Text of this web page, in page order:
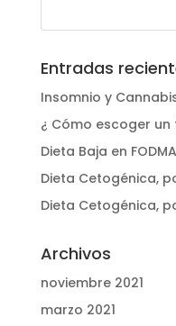
Entradas
Insomnio y
¿ Cómo escoger
Dieta Baja en
Dieta Cetogénica,
Dieta Cetogénica,
Archivos
noviembre 2021
marzo 2021